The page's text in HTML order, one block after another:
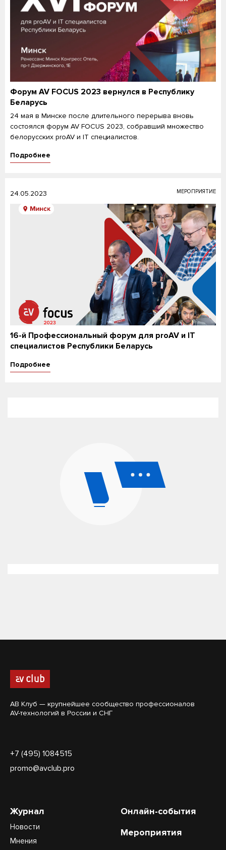
Форум AV FOCUS 2023 вернулся в Республику
Беларусь
24 мая в Минске после длительного перерыва вновь
состоялся форум AV FOCUS 2023, собравший множество
белорусских proAV и IT специалистов.
Подробнее
24.05.2023 МЕРОПРИЯТИЕ
16-й Профессиональный форум для proAV и IT
специалистов Республики Беларусь
Подробнее
АВ Клуб — крупнейшее сообщество профессионалов
AV-технологий в России и СНГ
+7 (495) 1084515
promo@avclub.pro
Журнал
Новости
Мнения
Онлайн-события
Мероприятия